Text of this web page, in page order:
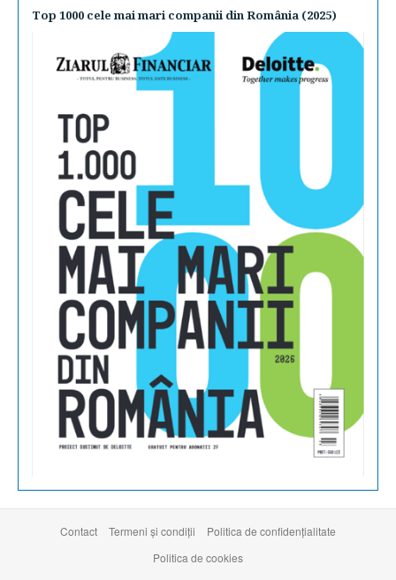
Top 1000 cele mai mari companii din România (2025)
Contact Termeni şi condiţii
Politica de confidențialitate
Politica de cookies